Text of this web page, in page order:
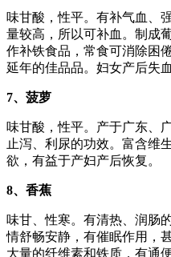
味甘酸，性平。有补气血、
量较高，所以可补血。制成
作补铁食品，常食可消除困
延年的佳品品。妇女产后失
7、菠萝
味甘酸，性平。产于广东、
止泻、利尿的功效。富含维
欲，有益于产妇产后恢复。
8、香蕉
味甘、性寒。有清热、润肠
情舒畅安静，有催眠作用，
大量的纤维素和铁质，有通